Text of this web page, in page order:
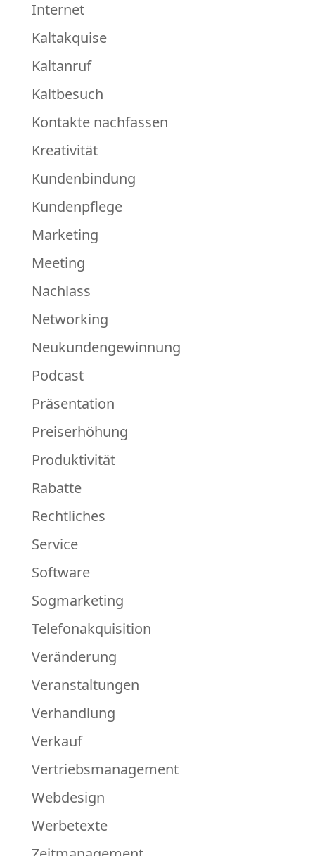
Internet
Kaltakquise
Kaltanruf
Kaltbesuch
Kontakte nachfassen
Kreativität
Kundenbindung
Kundenpflege
Marketing
Meeting
Nachlass
Networking
Neukundengewinnung
Podcast
Präsentation
Preiserhöhung
Produktivität
Rabatte
Rechtliches
Service
Software
Sogmarketing
Telefonakquisition
Veränderung
Veranstaltungen
Verhandlung
Verkauf
Vertriebsmanagement
Webdesign
Werbetexte